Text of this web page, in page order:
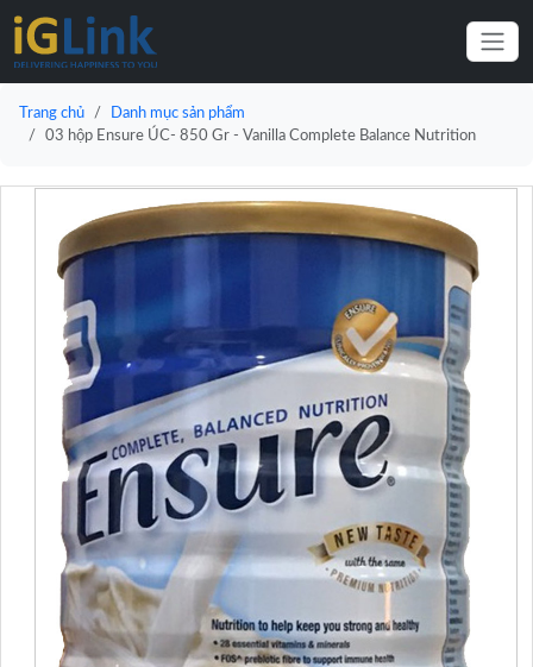
Trang chủ
Danh mục sản phẩm
03 hộp Ensure ÚC- 850 Gr - Vanilla Complete Balance Nutrition